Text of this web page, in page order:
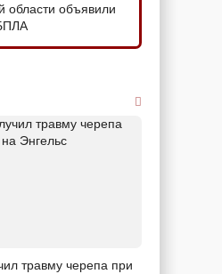
области объявили
травму черепа при